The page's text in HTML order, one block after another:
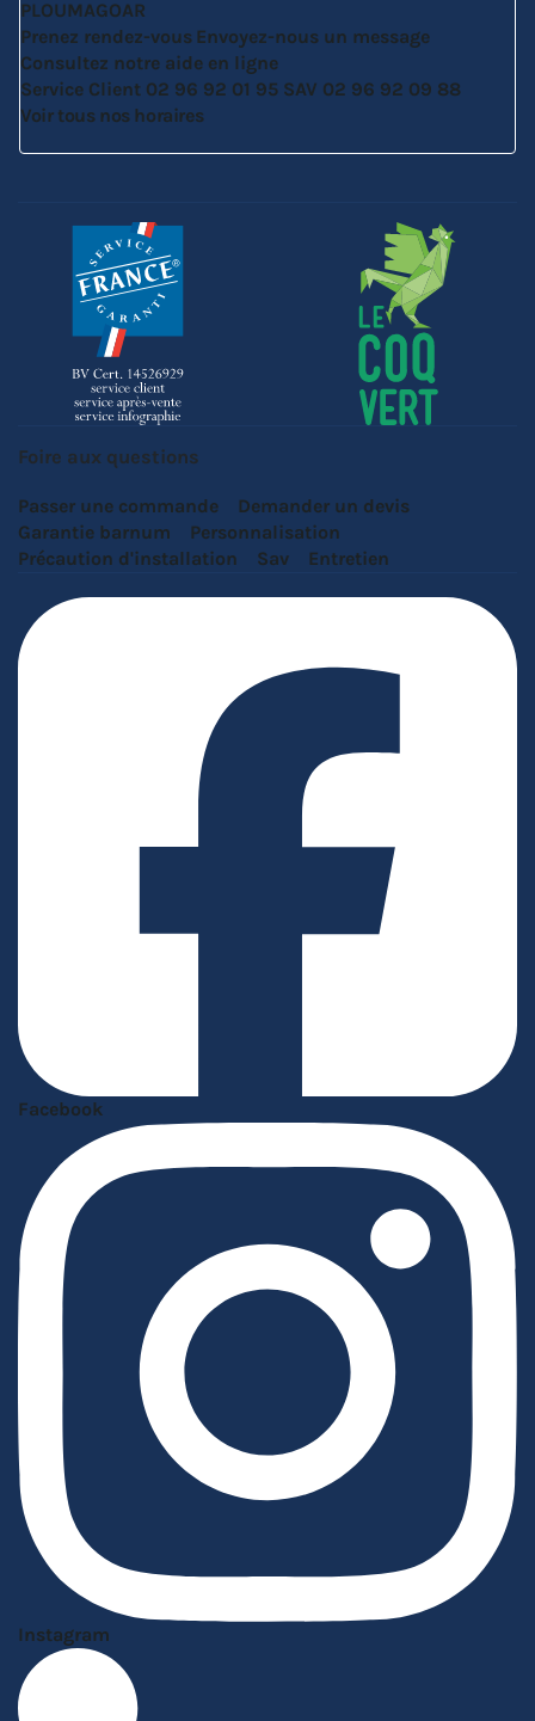
PLOUMAGOAR
Prenez rendez-vous Envoyez-nous un message
Consultez notre aide en ligne
Service Client 02 96 92 01 95 SAV 02 96 92 09 88
Voir tous nos horaires
Foire aux questions
Passer une commande
Demander un devis
Garantie barnum
Personnalisation
Précaution d'installation
Sav Entretien
Facebook
Instagram